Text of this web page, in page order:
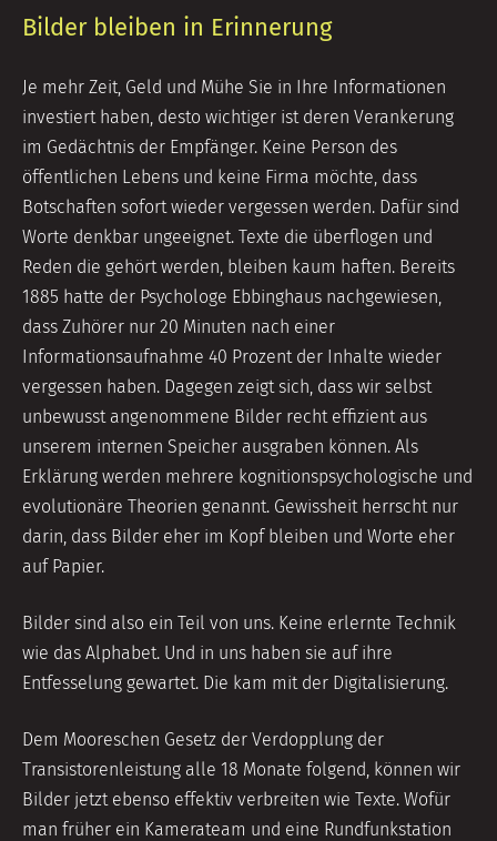
Bilder bleiben in Erinnerung
Je mehr Zeit, Geld und Mühe Sie in Ihre Informationen
investiert haben, desto wichtiger ist deren Verankerung
im Gedächtnis der Empfänger. Keine Person des
öffentlichen Lebens und keine Firma möchte, dass
Botschaften sofort wieder vergessen werden. Dafür sind
Worte denkbar ungeeignet. Texte die überflogen und
Reden die gehört werden, bleiben kaum haften. Bereits
1885 hatte der Psychologe Ebbinghaus nachgewiesen,
dass Zuhörer nur 20 Minuten nach einer
Informationsaufnahme 40 Prozent der Inhalte wieder
vergessen haben. Dagegen zeigt sich, dass wir selbst
unbewusst angenommene Bilder recht effizient aus
unserem internen Speicher ausgraben können. Als
Erklärung werden mehrere kognitionspsychologische und
evolutionäre Theorien genannt. Gewissheit herrscht nur
darin, dass Bilder eher im Kopf bleiben und Worte eher
auf Papier.
Bilder sind also ein Teil von uns. Keine erlernte Technik
wie das Alphabet. Und in uns haben sie auf ihre
Entfesselung gewartet. Die kam mit der Digitalisierung.
Dem Mooreschen Gesetz der Verdopplung der
Transistorenleistung alle 18 Monate folgend, können wir
Bilder jetzt ebenso effektiv verbreiten wie Texte. Wofür
man früher ein Kamerateam und eine Rundfunkstation